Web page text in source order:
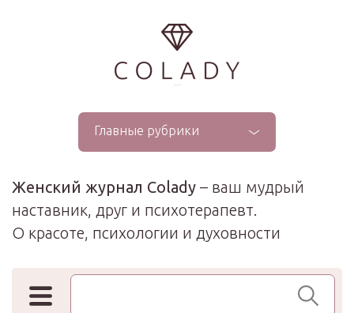
...
Главные рубрики
Женский журнал Colady – ваш мудрый
наставник, друг и психотерапевт.
О красоте, психологии и духовности
Поиск по сайту